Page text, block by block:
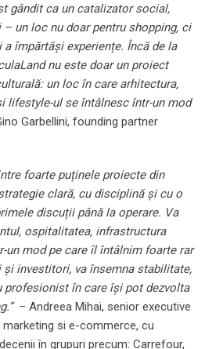
gândit ca un catalizatorsocial,
un loc nu doar pentru shopping, ci
a împărtăși experiențe. Încă de la
nu este doar un proiect
un loc în care arhitectura,
lifestyle-ul se întâlnesc într-un mod
Garbellini, founding partner
foarte puținele proiecte din
clară, cu disciplină și cu o
discuții până la operare. Va
ospitalitatea, infrastructura
un mod pe care îl întâlnim foarte rar
și investitori, va însemna stabilitate,
profesionist în care își pot dezvolta
– Andreea Mihai, senior executive
si e-commerce, cu
în grupuri precum: Carrefour,